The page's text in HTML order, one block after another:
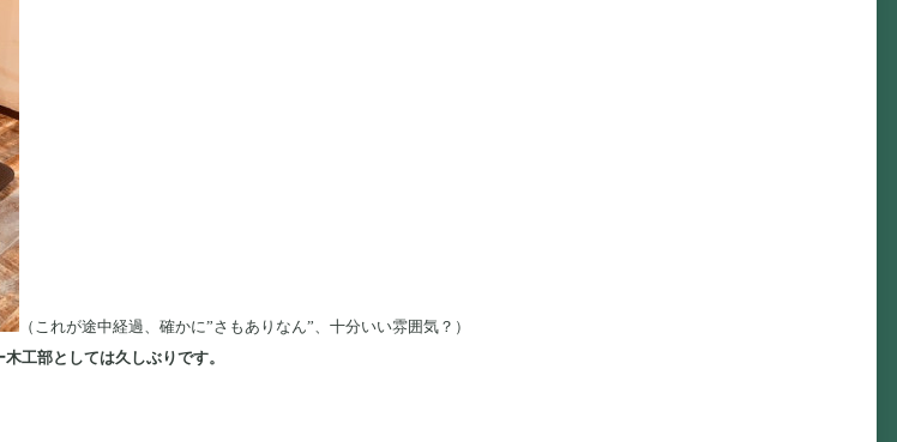
（これが途中経過、確かに”さもありなん”、十分いい雰囲気？）
工部としては久しぶりです。